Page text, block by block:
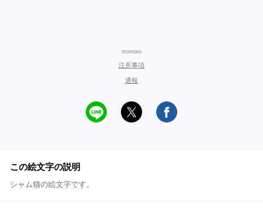
momoro
注意事項
通報
この絵文字の説明
シャム猫の絵文字です。